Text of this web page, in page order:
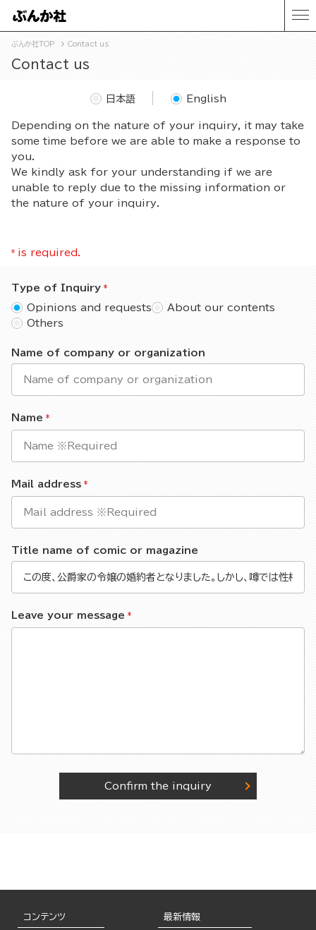
ぶんか社TOP Contact us
Contact us
Depending on the nature of your inquiry, it may take
some time before we are able to make a response to
you.
We kindly ask for your understanding if we are
unable to reply due to the missing information or
the nature of your inquiry.
日本語 English
* is required.
Type of Inquiry
Opinions and requests
About our contents
Others
Name of company or organization
Name
Mail address
Title name of comic or magazine
Leave your message
Confirm the inquiry
コンテンツ 最新情報